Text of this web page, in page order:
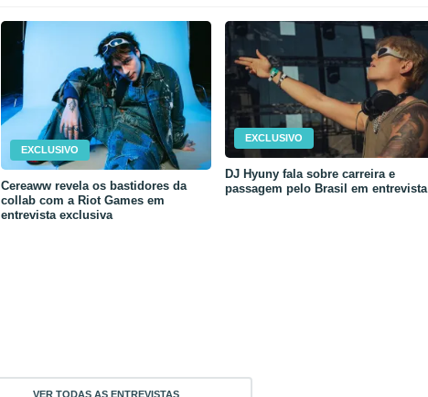
EXCLUSIVO
Cereaww revela os bastidores da
collab com a Riot Games em
entrevista exclusiva
EXCLUSIVO
DJ Hyuny fala sobre carreira e
passagem pelo Brasil em entrevista
VER TODAS AS ENTREVISTAS